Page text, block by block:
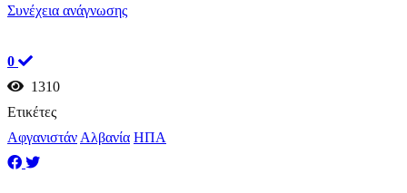
Συνέχεια ανάγνωσης
0
1310
Ετικέτες
Αφγανιστάν Αλβανία ΗΠΑ